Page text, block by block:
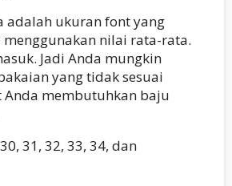
adalah ukuran font yang
nilai rata-rata.
Jadi Anda mungkin
yang tidak sesuai
Anda membutuhkan baju
31, 32, 33, 34, dan